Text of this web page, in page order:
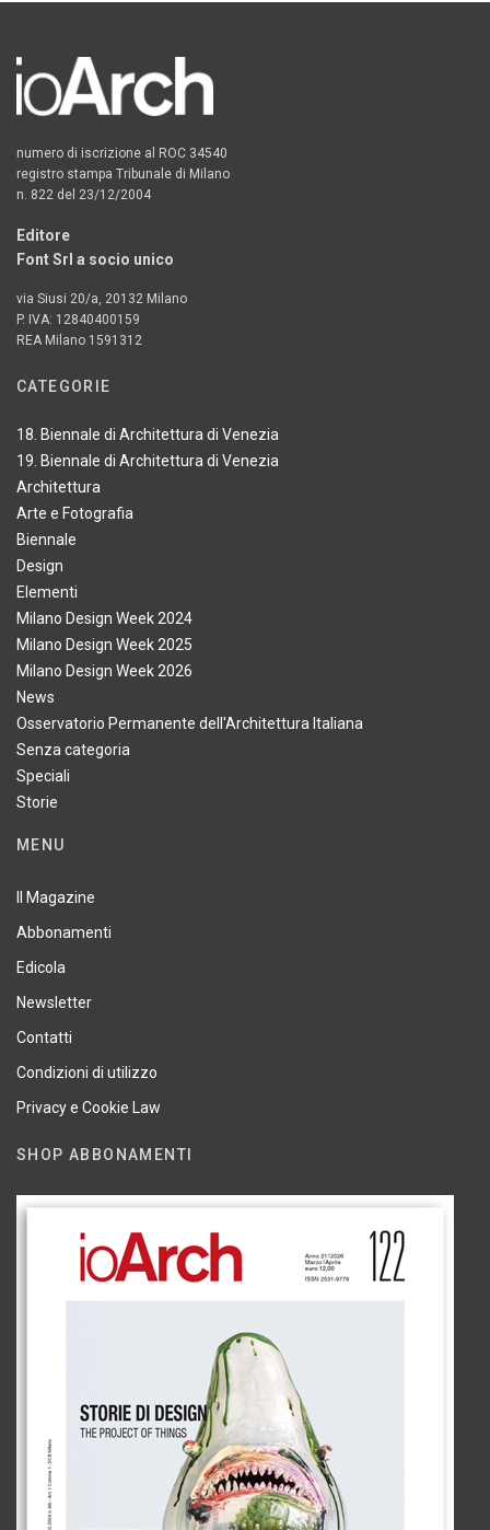
numero di iscrizione al ROC 34540
registro stampa Tribunale di Milano
n. 822 del 23/12/2004
Editore
Font Srl a socio unico
via Siusi 20/a, 20132 Milano
P. IVA: 12840400159
REA Milano 1591312
CATEGORIE
18. Biennale di Architettura di Venezia
19. Biennale di Architettura di Venezia
Architettura
Arte e Fotografia
Biennale
Design
Elementi
Milano Design Week 2024
Milano Design Week 2025
Milano Design Week 2026
News
Osservatorio Permanente dell'Architettura Italiana
Senza categoria
Speciali
Storie
MENU
Il Magazine
Abbonamenti
Edicola
Newsletter
Contatti
Condizioni di utilizzo
Privacy e Cookie Law
SHOP ABBONAMENTI